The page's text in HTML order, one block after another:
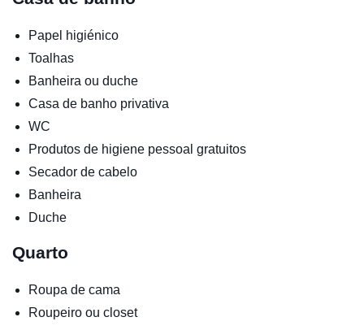
Papel higiénico
Toalhas
Banheira ou duche
Casa de banho privativa
WC
Produtos de higiene pessoal gratuitos
Secador de cabelo
Banheira
Duche
Quarto
Roupa de cama
Roupeiro ou closet